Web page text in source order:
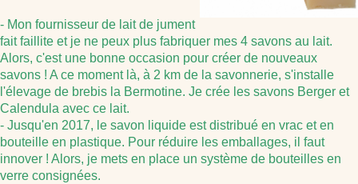
- Mon fournisseur de lait de jument
fait faillite et je ne peux plus fabriquer mes 4 savons au lait.
Alors, c'est une bonne occasion pour créer de nouveaux
savons ! A ce moment là, à 2 km de la savonnerie, s'installe
l'élevage de brebis la Bermotine. Je crée les savons Berger et
Calendula avec ce lait.
- Jusqu'en 2017, le savon liquide est distribué en vrac et en
bouteille en plastique. Pour réduire les emballages, il faut
innover ! Alors, je mets en place un système de bouteilles en
verre consignées.